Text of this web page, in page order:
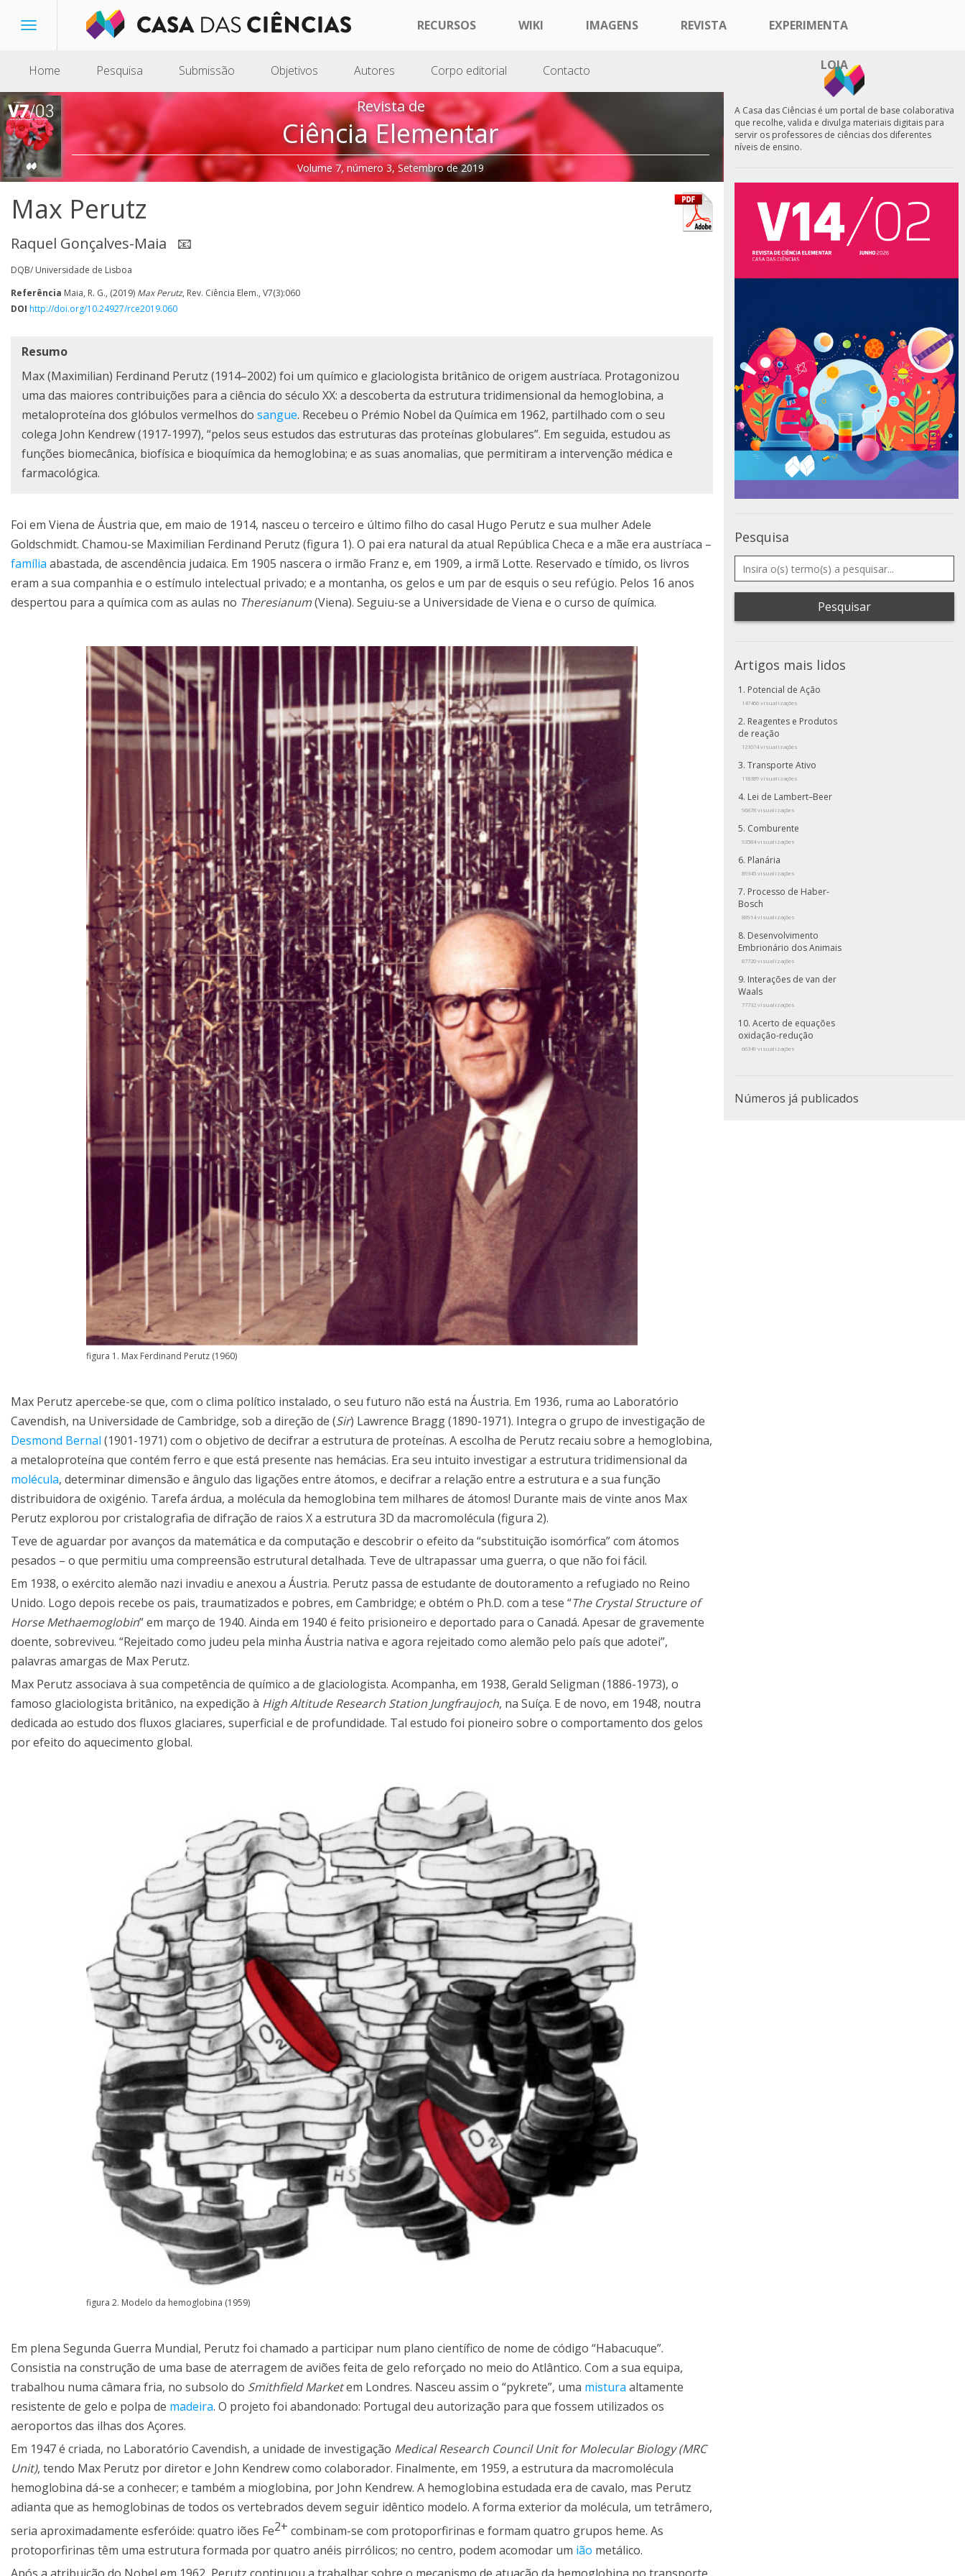
Toggle
RECURSOS WIKI IMAGENS REVISTA EXPERIMENTA
LOJA
Home Pesquisa Submissão Objetivos Autores Corpo editorial Contacto
Revista de
Ciência Elementar
Volume 7, número 3, Setembro de 2019
Max Perutz
Raquel Gonçalves-Maia 📧
DQB/ Universidade de Lisboa
Referência Maia, R. G., (2019) Max Perutz, Rev. Ciência Elem., V7(3):060
DOI http://doi.org/10.24927/rce2019.060
Resumo
Max (Maximilian) Ferdinand Perutz (1914–2002) foi um químico e glaciologista britânico de origem austríaca. Protagonizou
uma das maiores contribuições para a ciência do século XX: a descoberta da estrutura tridimensional da hemoglobina, a
metaloproteína dos glóbulos vermelhos do sangue. Recebeu o Prémio Nobel da Química em 1962, partilhado com o seu
colega John Kendrew (1917-1997), “pelos seus estudos das estruturas das proteínas globulares”. Em seguida, estudou as
funções biomecânica, biofísica e bioquímica da hemoglobina; e as suas anomalias, que permitiram a intervenção médica e
farmacológica.
Foi em Viena de Áustria que, em maio de 1914, nasceu o terceiro e último filho do casal Hugo Perutz e sua mulher Adele
Goldschmidt. Chamou-se Maximilian Ferdinand Perutz (figura 1). O pai era natural da atual República Checa e a mãe era austríaca –
família abastada, de ascendência judaica. Em 1905 nascera o irmão Franz e, em 1909, a irmã Lotte. Reservado e tímido, os livros
eram a sua companhia e o estímulo intelectual privado; e a montanha, os gelos e um par de esquis o seu refúgio. Pelos 16 anos
despertou para a química com as aulas no Theresianum(Viena). Seguiu-se a Universidade de Viena e o curso de química.
figura 1. Max Ferdinand Perutz (1960)
Max Perutz apercebe-se que, com o clima político instalado, o seu futuro não está na Áustria. Em 1936, ruma ao Laboratório
Cavendish, na Universidade de Cambridge, sob a direção de (Sir) Lawrence Bragg (1890-1971). Integra o grupo de investigação de
Desmond Bernal (1901-1971) com o objetivo de decifrar a estrutura de proteínas. A escolha de Perutz recaiu sobre a hemoglobina,
a metaloproteína que contém ferro e que está presente nas hemácias. Era seu intuito investigar a estrutura tridimensional da
molécula, determinar dimensão e ângulo das ligações entre átomos, e decifrar a relação entre a estrutura e a sua função
distribuidora de oxigénio. Tarefa árdua, a molécula da hemoglobina tem milhares de átomos! Durante mais de vinte anos Max
Perutz explorou por cristalografia de difração de raios X a estrutura 3D da macromolécula (figura 2).
Teve de aguardar por avanços da matemática e da computação e descobrir o efeito da “substituição isomórfica” com átomos
pesados – o que permitiu uma compreensão estrutural detalhada. Teve de ultrapassar uma guerra, o que não foi fácil.
Em 1938, o exército alemão nazi invadiu e anexou a Áustria. Perutz passa de estudante de doutoramento a refugiado no Reino
Unido. Logo depois recebe os pais, traumatizados e pobres, em Cambridge; e obtém o Ph.D. com a tese “The Crystal Structure of
Horse Methaemoglobin” em março de 1940. Ainda em 1940 é feito prisioneiro e deportado para o Canadá. Apesar de gravemente
doente, sobreviveu. “Rejeitado como judeu pela minha Áustria nativa e agora rejeitado como alemão pelo país que adotei”,
palavras amargas de Max Perutz.
Max Perutz associava à sua competência de químico a de glaciologista. Acompanha, em 1938, Gerald Seligman (1886-1973), o
famoso glaciologista britânico, na expedição à High Altitude Research Station Jungfraujoch, na Suíça. E de novo, em 1948, noutra
dedicada ao estudo dos fluxos glaciares, superficial e de profundidade. Tal estudo foi pioneiro sobre o comportamento dos gelos
por efeito do aquecimento global.
figura 2. Modelo da hemoglobina (1959)
Em plena Segunda Guerra Mundial, Perutz foi chamado a participar num plano científico de nome de código “Habacuque”.
Consistia na construção de uma base de aterragem de aviões feita de gelo reforçado no meio do Atlântico. Com a sua equipa,
trabalhou numa câmara fria, no subsolo do Smithfield Marketem Londres. Nasceu assim o “pykrete”, uma mistura altamente
resistente de gelo e polpa de madeira. O projeto foi abandonado: Portugal deu autorização para que fossem utilizados os
aeroportos das ilhas dos Açores.
Em 1947 é criada, no Laboratório Cavendish, a unidade de investigação Medical Research Council Unit for Molecular Biology (MRC
Unit), tendo Max Perutz por diretor e John Kendrew como colaborador. Finalmente, em 1959, a estrutura da macromolécula
hemoglobina dá-se a conhecer; e também a mioglobina, por John Kendrew. A hemoglobina estudada era de cavalo, mas Perutz
adianta que as hemoglobinas de todos os vertebrados devem seguir idêntico modelo. A forma exterior da molécula, um tetrâmero,
seria aproximadamente esferóide: quatro iões Fe2+ combinam-se com protoporfirinas e formam quatro grupos heme. As
protoporfirinas têm uma estrutura formada por quatro anéis pirrólicos; no centro, podem acomodar um ião metálico.
A Casa das Ciências é um portal de base colaborativa
que recolhe, valida e divulga materiais digitais para
servir os professores de ciências dos diferentes
níveis de ensino.
Pesquisa
Pesquisar
Artigos mais lidos
Potencial de Ação
147466 visualizações
Reagentes e Produtos
de reação
121074 visualizações
Transporte Ativo
118389 visualizações
Lei de Lambert–Beer
96878 visualizações
Comburente
93584 visualizações
Planária
89345 visualizações
Processo de Haber-
Bosch
88914 visualizações
Desenvolvimento
Embrionário dos Animais
87720 visualizações
Interações de van der
Waals
77732 visualizações
Acerto de equações
oxidação-redução
66349 visualizações
Números já publicados